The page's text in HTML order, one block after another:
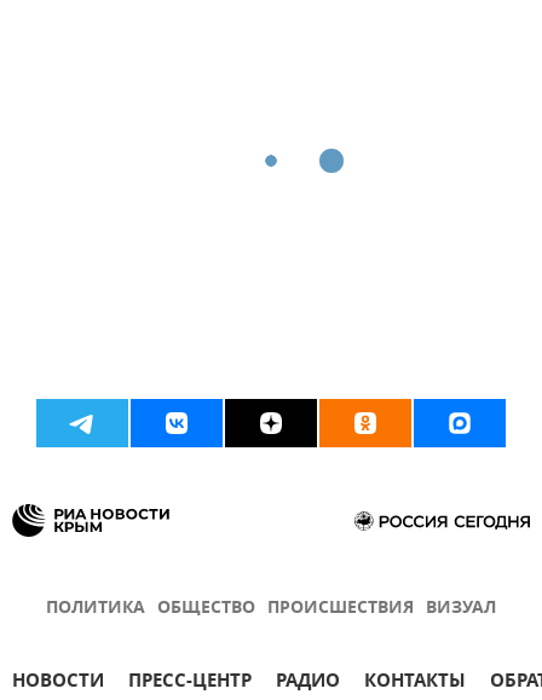
ПОЛИТИКА ОБЩЕСТВО ПРОИСШЕСТВИЯ ВИЗУАЛ
НОВОСТИ ПРЕСС-ЦЕНТР РАДИО КОНТАКТЫ